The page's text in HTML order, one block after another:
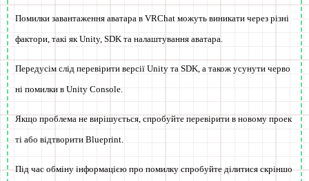
Помилки завантаження аватара в VRChat можуть виникати через різні
фактори, такі як Unity, SDK та налаштування аватара.
Передусім слід перевірити версії Unity та SDK, а також усунути черво
ні помилки в Unity Console.
Якщо проблема не вирішується, спробуйте перевірити в новому проек
ті або відтворити Blueprint.
Під час обміну інформацією про помилку спробуйте ділитися скріншо